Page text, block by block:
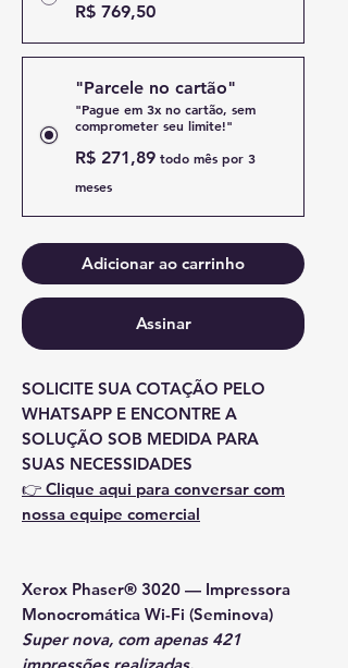
R$ 769,50
"Parcele no cartão"
"Pague em 3x no cartão, sem
comprometer seu limite!"
R$ 271,89 todo mês por 3
meses
Adicionar ao carrinho
Assinar
SOLICITE SUA COTAÇÃO PELO
WHATSAPP E ENCONTRE A
SOLUÇÃO SOB MEDIDA PARA
SUAS NECESSIDADES
👉 Clique aqui para conversar com
nossa equipe comercial
Xerox Phaser® 3020 — Impressora
Monocromática Wi-Fi (Seminova)
Super nova, com apenas 421